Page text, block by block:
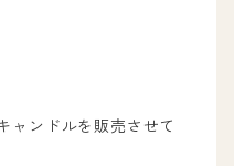
ャンドルを販売させて